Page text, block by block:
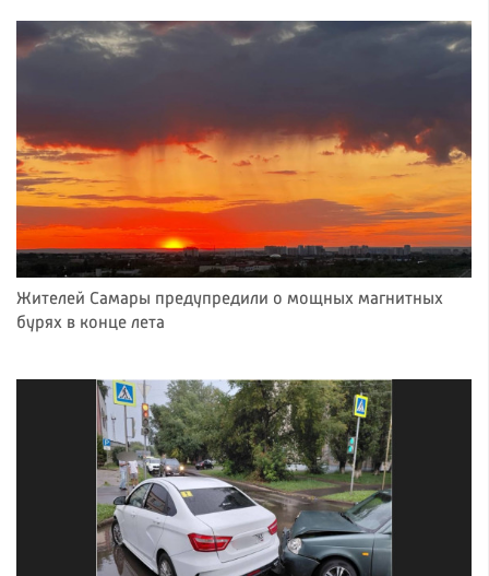
Жителей Самары предупредили о мощных магнитных
бурях в конце лета